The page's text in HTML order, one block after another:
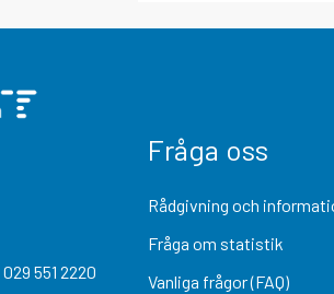
029 551 2220
Fråga oss
Rådgivning och
Fråga om statistik
Vanliga frågor (FAQ)